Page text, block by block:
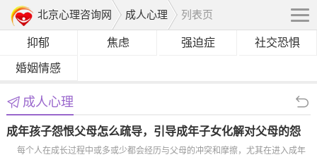
北京心理咨询网 成人心理 列表页
抑郁 焦虑 强迫症 社交恐惧
婚姻情感
成人心理
成年孩子怨恨父母怎么疏导，引导成年子女化解对父母的怨
恨情绪方法探讨
每个人在成长过程中或多或少都会经历与父母的冲突和摩擦，尤其在进入成年